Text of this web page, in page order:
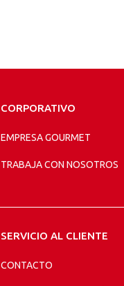
CORPORATIVO
EMPRESA GOURMET
TRABAJA CON NOSOTROS
SERVICIO AL CLIENTE
CONTACTO